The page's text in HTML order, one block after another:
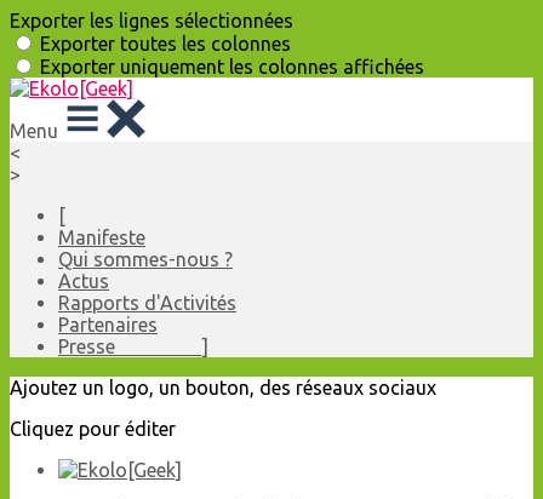
Exporter les lignes sélectionnées
Exporter toutes les colonnes
Exporter uniquement les colonnes affichées
Menu
<
>
[
Manifeste
Qui sommes-nous ?
Actus
Rapports d'Activités
Partenaires
Presse ]
Ajoutez un logo, un bouton, des réseaux sociaux
Cliquez pour éditer